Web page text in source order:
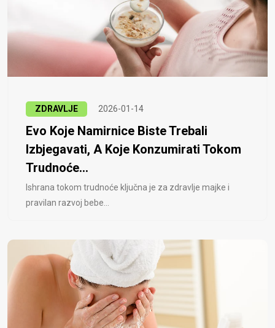
ZDRAVLJE 2026-01-14
Evo Koje Namirnice Biste Trebali
Izbjegavati, A Koje Konzumirati Tokom
Trudnoće...
Ishrana tokom trudnoće ključna je za zdravlje majke i
pravilan razvoj bebe...